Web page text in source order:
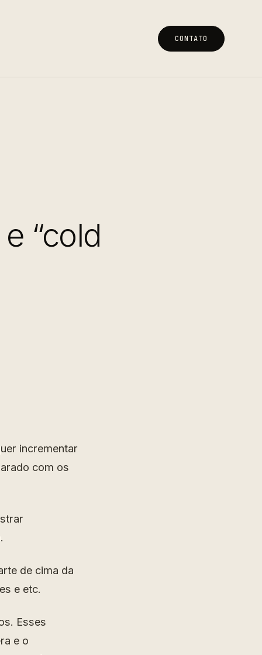
CONTATO
“cold
incrementar
com os
de cima da
e etc.
Esses
e o